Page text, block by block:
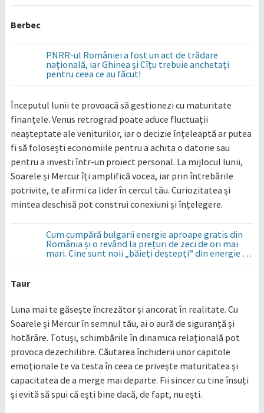
Berbec
PNRR-ul României a fost un act de trădare
națională, iar Ghinea și Cîțu trebuie anchetați
pentru ceea ce au făcut!
Începutul lunii te provoacă să gestionezi cu maturitate
finanțele. Venus retrograd poate aduce fluctuații
neașteptate ale veniturilor, iar o decizie înțeleaptă ar putea
fi să folosești economiile pentru a achita o datorie sau
pentru a investi într-un proiect personal. La mijlocul lunii,
Soarele și Mercur îți amplifică vocea, iar prin întrebările
potrivite, te afirmi ca lider în cercul tău. Curiozitatea și
mintea deschisă pot construi conexiuni și înțelegere.​
Cum cumpără bulgarii energie aproape gratis din
România și o revând la prețuri de zeci de ori mai
mari. Cine sunt noii „băieți deștepți” din energie de
la sud de Dunăre
Taur
Luna mai te găsește încrezător și ancorat în realitate. Cu
Soarele și Mercur în semnul tău, ai o aură de siguranță și
hotărâre. Totuși, schimbările în dinamica relațională pot
provoca dezechilibre. Căutarea închiderii unor capitole
emoționale te va testa în ceea ce privește maturitatea și
capacitatea de a merge mai departe. Fii sincer cu tine însuți
și evită să spui că ești bine dacă, de fapt, nu ești.​